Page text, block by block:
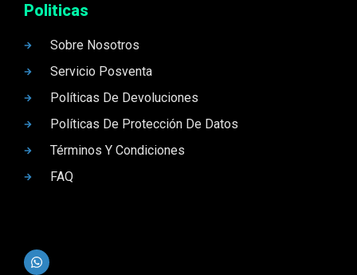
Politicas
Sobre Nosotros
Servicio Posventa
Políticas De Devoluciones
Políticas De Protección De Datos
Términos Y Condiciones
FAQ